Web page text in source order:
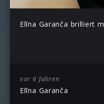
Elīna Garanča brilliert
vor 6 Jahren
Elīna Garanča